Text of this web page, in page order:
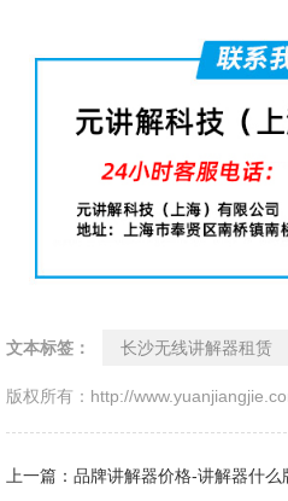
文本标签： 长沙无线讲解器租赁
版权所有：http://
上一篇：品牌讲解器价格-讲解器什